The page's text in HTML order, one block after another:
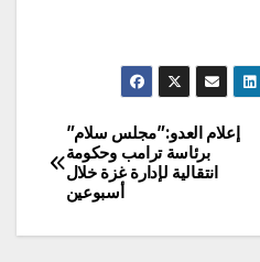
إعلام العدو:”مجلس سلام”
برئاسة ترامب وحكومة
انتقالية لإدارة غزة خلال
أسبوعين